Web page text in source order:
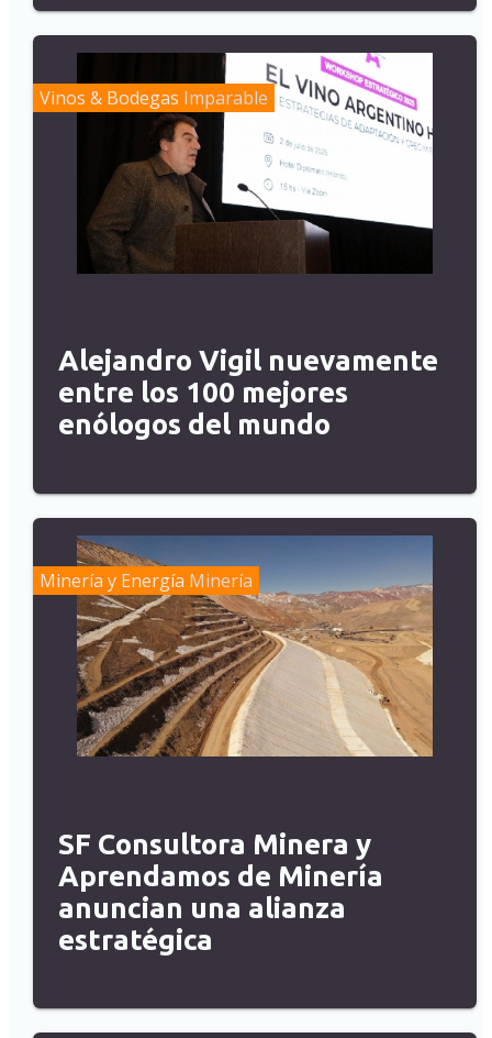
Vinos & Bodegas Imparable
Alejandro Vigil nuevamente
entre los 100 mejores
enólogos del mundo
Minería y Energía Minería
SF Consultora Minera y
Aprendamos de Minería
anuncian una alianza
estratégica